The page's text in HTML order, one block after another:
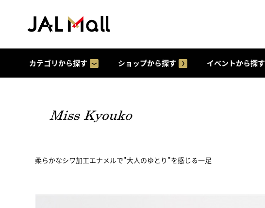
カテゴリから探す ショップから探す イベントから探す
柔らかなシワ加工エナメルで"大人のゆとり"を感じる一足